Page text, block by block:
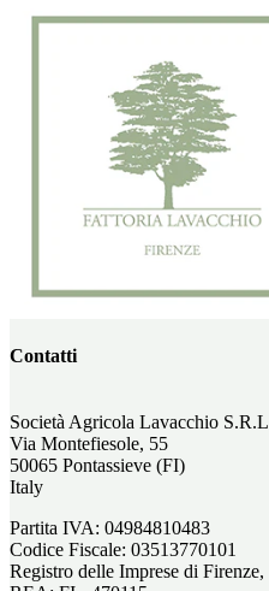
Contatti
Società Agricola Lavacchio S.R.L
Via Montefiesole, 55
50065 Pontassieve (FI)
Italy
Partita IVA: 04984810483
Codice Fiscale: 03513770101
Registro delle Imprese di Firenze,